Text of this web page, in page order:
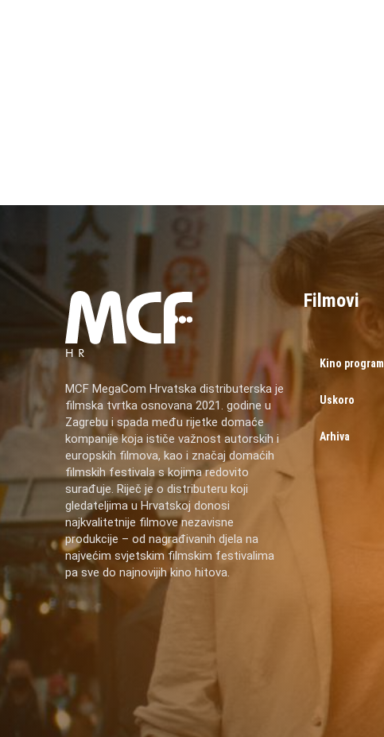
MCF MegaCom Hrvatska distributerska je
filmska tvrtka osnovana 2021. godine u
Zagrebu i spada među rijetke domaće
kompanije koja ističe važnost autorskih i
europskih filmova, kao i značaj domaćih
filmskih festivala s kojima redovito
surađuje. Riječ je o distributeru koji
gledateljima u Hrvatskoj donosi
najkvalitetnije filmove nezavisne
produkcije – od nagrađivanih djela na
najvećim svjetskim filmskim festivalima
pa sve do najnovijih kino hitova.
Filmovi
Kino program
Uskoro
Arhiva